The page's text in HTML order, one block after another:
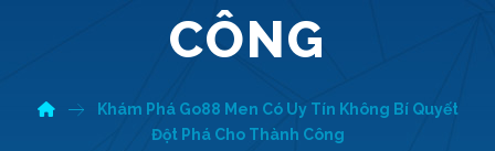
CÔNG
Khám Phá Go88 Men Có Uy Tín Không Bí Quyết
Đột Phá Cho Thành Công